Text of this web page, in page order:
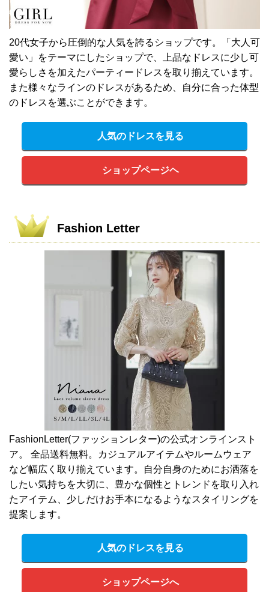
20代女子から圧倒的な人気を誇るショップです。「大人可
愛い」をテーマにしたショップで、上品なドレスに少し可
愛らしさを加えたパーティードレスを取り揃えています。
また様々なラインのドレスがあるため、自分に合った体型
のドレスを選ぶことができます。
人気のドレスを見る
ショップページヘ
Fashion Letter
FashionLetter(ファッションレター)の公式オンラインスト
ア。 全品送料無料。カジュアルアイテムやルームウェア
など幅広く取り揃えています。自分自身のためにお洒落を
したい気持ちを大切に、豊かな個性とトレンドを取り入れ
たアイテム、少しだけお手本になるようなスタイリングを
提案します。
人気のドレスを見る
ショップページへ